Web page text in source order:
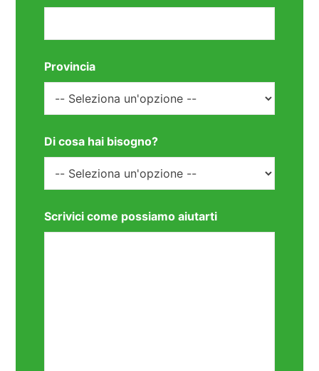
Provincia
Di cosa hai bisogno?
Scrivici come possiamo aiutarti